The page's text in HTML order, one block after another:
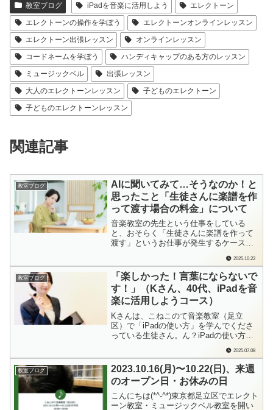
教室ブログ iPadを音楽に活用しよう
エレクトーン
エレクトーンの操作を学ぼう
エレクトーンオンラインレッスン
エレクトーン出張レッスン
オンラインレッスン
コードネームを学ぼう
ハンディキャップのある方のレッスン
ミュージックベル
出張レッスン
大人のエレクトーンレッスン
子どものエレクトーン
子どものエレクトーンレッスン
関連記事
教室ブログ
AIに聞いてみて…そうなのか！と
思ったこと「生徒さんに楽譜を作
って渡す場合の料金」について
音楽教室の先生という仕事をしている
と、おそらく「生徒さんに楽譜を作って
渡す」というお仕事が発生するケース、
すごくたくさんの楽譜を作っては渡して
きました。ふと、思い立って。AIに聞い
てみたのです。「生徒さんに楽譜を作っ
て渡した場合、費用って受け取るとした
らいくらぐら...
2025.10.22
教室ブログ
「楽しかった！言葉にならないで
す！」（Kさん、40代、iPadを音
楽に活用しようコース）
Kさんは、こねこのて音楽教室（足立
区）で「iPadの使い方」を学んでくださ
っている生徒さん。ん？iPadの使い方を
て…？？Kさん、ピアノ。私（先生）、
エレクトーン。2人とも「iPadで楽譜を見
る」というミッションを課して、アンサ
ンブル演奏で発表会に参加してきまし
た。こち...
2025.07.08
教室ブログ
2023.10.16(月)〜10.22(日)、来週
のオープン日・お休みの日
こんにちは(*^-^*)東京都足立区でエレクト
ーン教室・ミュージックベル教室を開い